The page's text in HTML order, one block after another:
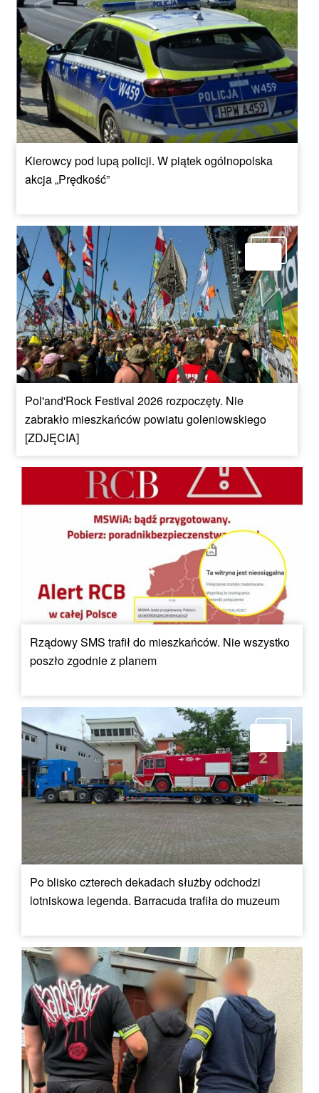
Kierowcy pod lupą policji. W piątek ogólnopolska
akcja „Prędkość”
Pol'and'Rock Festival 2026 rozpoczęty. Nie
zabrakło mieszkańców powiatu goleniowskiego
[ZDJĘCIA]
Rządowy SMS trafił do mieszkańców. Nie wszystko
poszło zgodnie z planem
Po blisko czterech dekadach służby odchodzi
lotniskowa legenda. Barracuda trafiła do muzeum